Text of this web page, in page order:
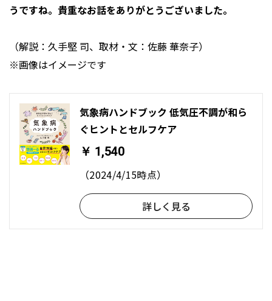
うですね。貴重なお話をありがとうございました。
（解説：久手堅 司、取材・文：佐藤 華奈子）
※画像はイメージです
気象病ハンドブック 低気圧不調が和ら
ぐヒントとセルフケア
￥ 1,540
（2024/4/15時点）
詳しく見る